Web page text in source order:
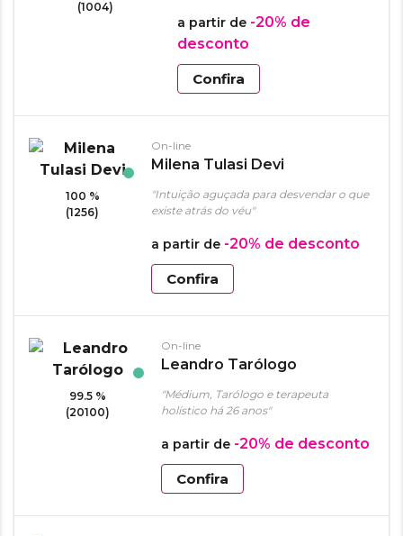
(1004)
a partir de -20% de
desconto
Confira
100 %
(1256)
On-line
Milena Tulasi Devi
"Intuição aguçada para desvendar o que
existe atrás do véu"
a partir de -20% de desconto
Confira
99.5 %
(20100)
On-line
Leandro Tarólogo
"Médium, Tarólogo e terapeuta
holístico há 26 anos"
a partir de -20% de desconto
Confira